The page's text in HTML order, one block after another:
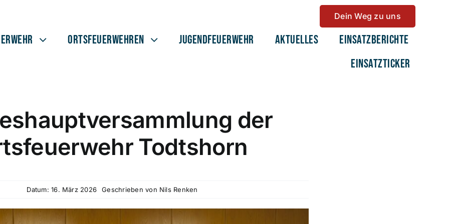
Dein Weg zu uns
Ortsfeuerwehren Jugendfeuerwehr Aktuelles
Einsatzberichte
Einsatzticker
der
Todtshorn
Datum: 16. März 2026 Geschrieben von Nils Renken